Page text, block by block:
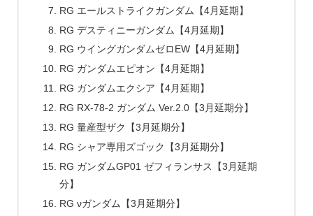
RG エールストライクガンダム【4月延期】
RG デスティニーガンダム【4月延期】
RG ウイングガンダムゼロEW【4月延期】
RG ガンダムエピオン【4月延期】
RG ガンダムエクシア【4月延期】
RG RX-78-2 ガンダム Ver.2.0【3月延期分】
RG 量産型ザク【3月延期分】
RG シャア専用ズゴック【3月延期分】
RG ガンダムGP01 ゼフィランサス【3月延期
分】
RG νガンダム【3月延期分】